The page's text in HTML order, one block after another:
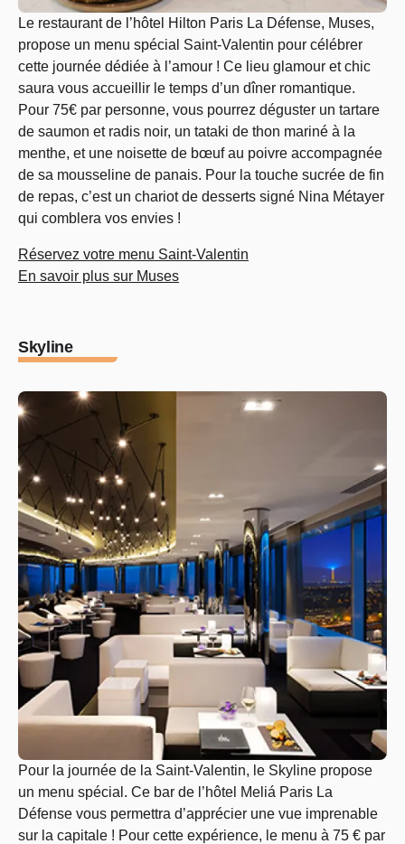
Le restaurant de l’hôtel Hilton Paris La Défense, Muses,
propose un menu spécial Saint-Valentin pour célébrer
cette journée dédiée à l’amour ! Ce lieu glamour et chic
saura vous accueillir le temps d’un dîner romantique.
Pour 75€ par personne, vous pourrez déguster un tartare
de saumon et radis noir, un tataki de thon mariné à la
menthe, et une noisette de bœuf au poivre accompagnée
de sa mousseline de panais. Pour la touche sucrée de fin
de repas, c’est un chariot de desserts signé Nina Métayer
qui comblera vos envies !
Réservez votre menu Saint-Valentin
En savoir plus sur Muses
Skyline
Pour la journée de la Saint-Valentin, le Skyline propose
un menu spécial. Ce bar de l’hôtel Meliá Paris La
Défense vous permettra d’apprécier une vue imprenable
sur la capitale ! Pour cette expérience, le menu à 75 € par